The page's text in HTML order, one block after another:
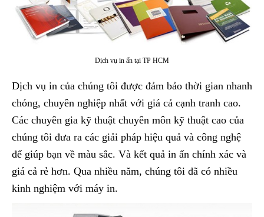
Dịch vụ in ấn tại TP HCM
Dịch vụ in của chúng tôi được đảm bảo thời gian nhanh
chóng, chuyên nghiệp nhất với giá cả cạnh tranh cao.
Các chuyên gia kỹ thuật chuyên môn kỹ thuật cao của
chúng tôi đưa ra các giải pháp hiệu quả và công nghệ
để giúp bạn về màu sắc. Và kết quả in ấn chính xác và
giá cả rẻ hơn. Qua nhiều năm, chúng tôi đã có nhiều
kinh nghiệm với máy in.